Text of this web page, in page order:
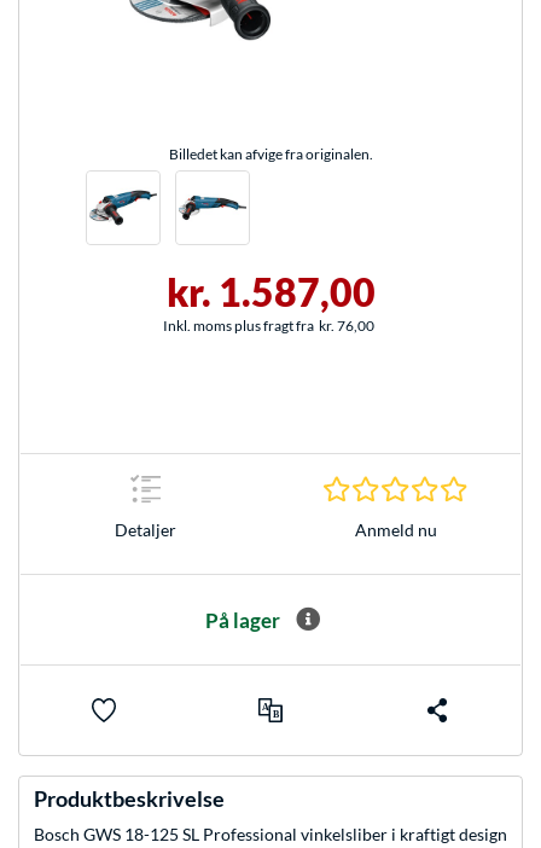
Billedet kan afvige fra originalen.
kr. 1.587,00
Inkl. moms plus fragt fra kr. 76,00
Detaljer Anmeld nu
På lager
Produktbeskrivelse
Bosch GWS 18-125 SL Professional vinkelsliber i kraftigt design